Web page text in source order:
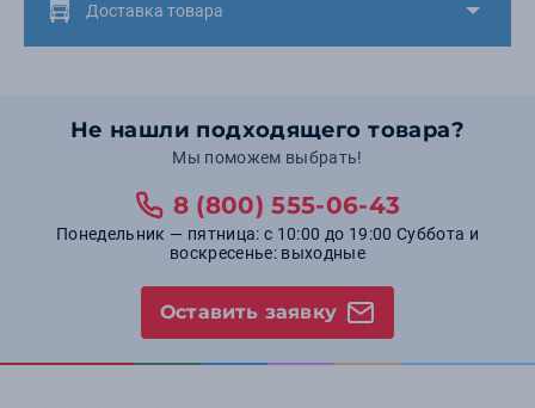
Доставка товара
Не нашли подходящего товара?
Мы поможем выбрать!
8 (800) 555-06-43
Понедельник — пятница: с 10:00 до 19:00 Суббота и
воскресенье: выходные
Оставить заявку